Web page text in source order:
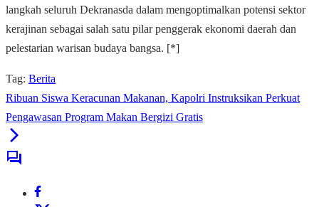
langkah seluruh Dekranasda dalam mengoptimalkan potensi sektor
kerajinan sebagai salah satu pilar penggerak ekonomi daerah dan
pelestarian warisan budaya bangsa. [*]
Tag: Berita
Ribuan Siswa Keracunan Makanan, Kapolri Instruksikan Perkuat
Pengawasan Program Makan Bergizi Gratis